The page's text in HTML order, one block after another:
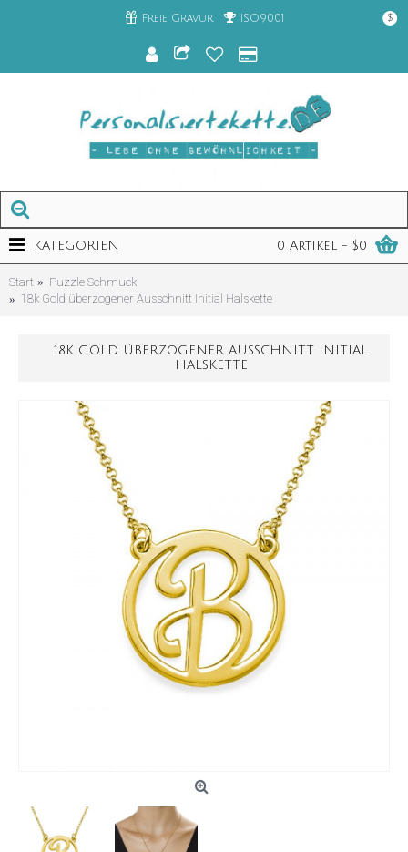
Freie Gravur ISO9001 $
0 Artikel - $0
KATEGORIEN
Start
Puzzle Schmuck
18k Gold überzogener Ausschnitt Initial Halskette
18K GOLD ÜBERZOGENER AUSSCHNITT INITIAL
HALSKETTE